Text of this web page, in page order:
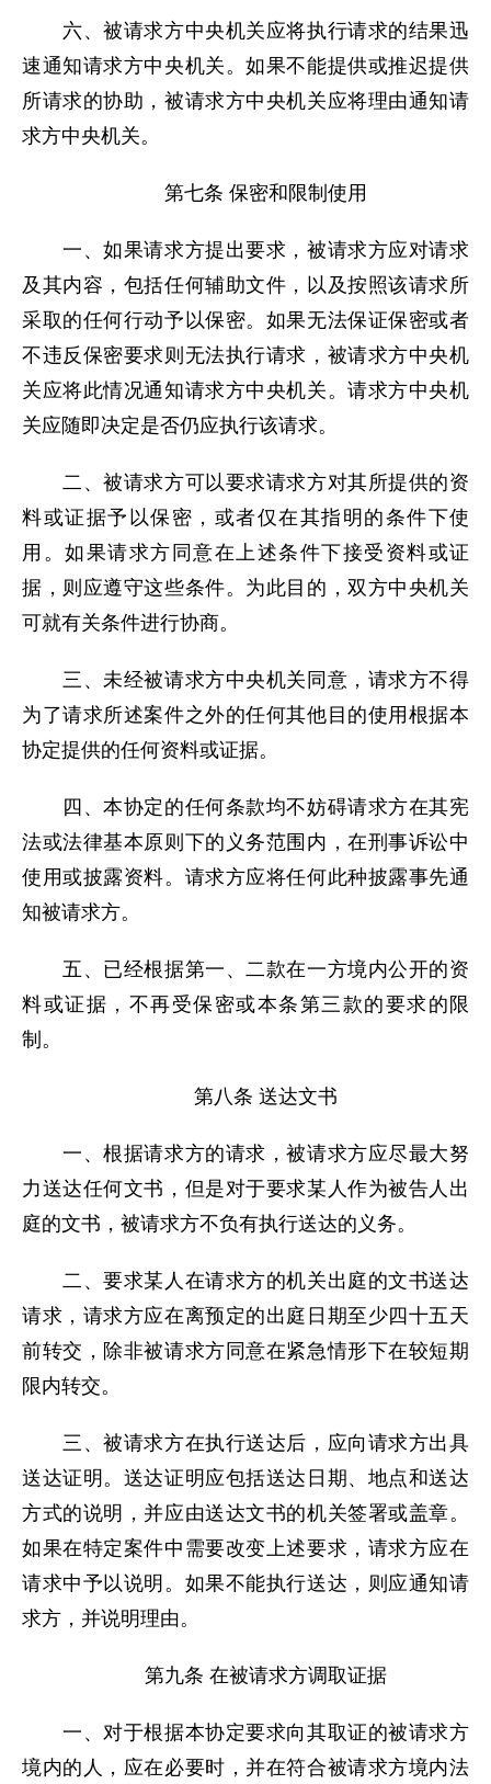
六、被请求方中央机关应将执行请求的结果迅
速通知请求方中央机关。如果不能提供或推迟提供
所请求的协助，被请求方中央机关应将理由通知请
求方中央机关。
第七条 保密和限制使用
一、如果请求方提出要求，被请求方应对请求
及其内容，包括任何辅助文件，以及按照该请求所
采取的任何行动予以保密。如果无法保证保密或者
不违反保密要求则无法执行请求，被请求方中央机
关应将此情况通知请求方中央机关。请求方中央机
关应随即决定是否仍应执行该请求。
二、被请求方可以要求请求方对其所提供的资
料或证据予以保密，或者仅在其指明的条件下使
用。如果请求方同意在上述条件下接受资料或证
据，则应遵守这些条件。为此目的，双方中央机关
可就有关条件进行协商。
三、未经被请求方中央机关同意，请求方不得
为了请求所述案件之外的任何其他目的使用根据本
协定提供的任何资料或证据。
四、本协定的任何条款均不妨碍请求方在其宪
法或法律基本原则下的义务范围内，在刑事诉讼中
使用或披露资料。请求方应将任何此种披露事先通
知被请求方。
五、已经根据第一、二款在一方境内公开的资
料或证据，不再受保密或本条第三款的要求的限
制。
第八条 送达文书
一、根据请求方的请求，被请求方应尽最大努
力送达任何文书，但是对于要求某人作为被告人出
庭的文书，被请求方不负有执行送达的义务。
二、要求某人在请求方的机关出庭的文书送达
请求，请求方应在离预定的出庭日期至少四十五天
前转交，除非被请求方同意在紧急情形下在较短期
限内转交。
三、被请求方在执行送达后，应向请求方出具
送达证明。送达证明应包括送达日期、地点和送达
方式的说明，并应由送达文书的机关签署或盖章。
如果在特定案件中需要改变上述要求，请求方应在
请求中予以说明。如果不能执行送达，则应通知请
求方，并说明理由。
第九条 在被请求方调取证据
一、对于根据本协定要求向其取证的被请求方
境内的人，应在必要时，并在符合被请求方境内法